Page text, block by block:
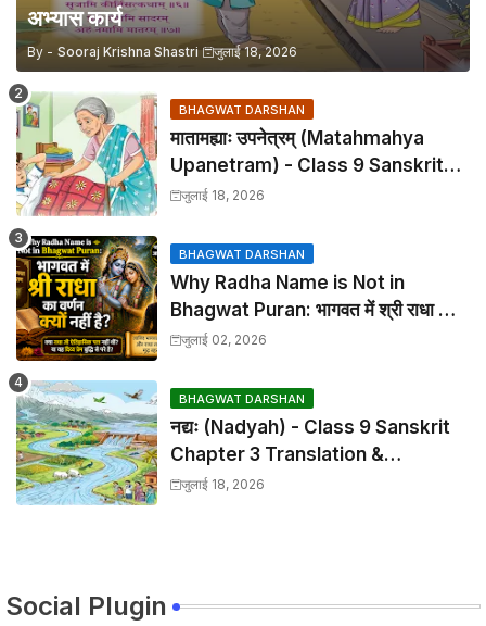
अभ्यास कार्य
By - Sooraj Krishna Shastri जुलाई 18, 2026
BHAGWAT DARSHAN
मातामह्याः उपनेत्रम् (Matahmahya
Upanetram) - Class 9 Sanskrit
Chapter 2 Translation &
जुलाई 18, 2026
BHAGWAT DARSHAN
Why Radha Name is Not in
Bhagwat Puran: भागवत में श्री राधा का
वर्णन क्यों नहीं है?
जुलाई 02, 2026
BHAGWAT DARSHAN
नद्यः (Nadyah) - Class 9 Sanskrit
Chapter 3 Translation &
Solutions
जुलाई 18, 2026
Social Plugin